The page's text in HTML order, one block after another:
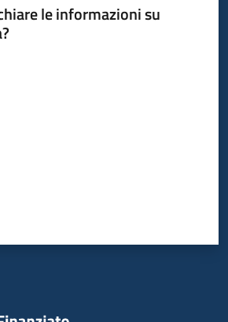
le informazioni su